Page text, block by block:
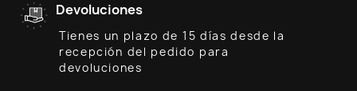
Devoluciones
Tienes un plazo de 15 días desde la
recepción del pedido para
devoluciones